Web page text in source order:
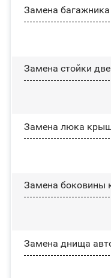
Замена багажника
Зaмeнa cтoйĸи
Зaмeнa люĸa
Замена боковины
Замена днища